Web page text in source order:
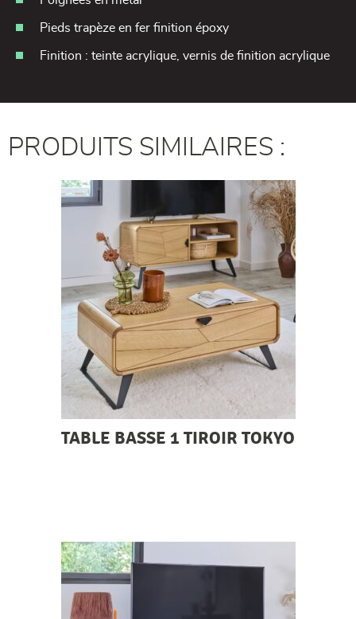
Pieds trapèze en fer finition époxy
Finition : teinte acrylique, vernis de finition acrylique
PRODUITS SIMILAIRES :
TABLE BASSE 1 TIROIR TOKYO